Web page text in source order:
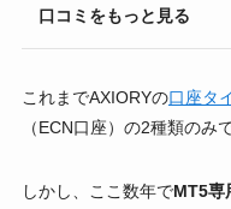
口コミをもっと見る
これまでAXIORYの口座タ
（ECN口座）の2種類のみ
しかし、ここ数年でMT5専